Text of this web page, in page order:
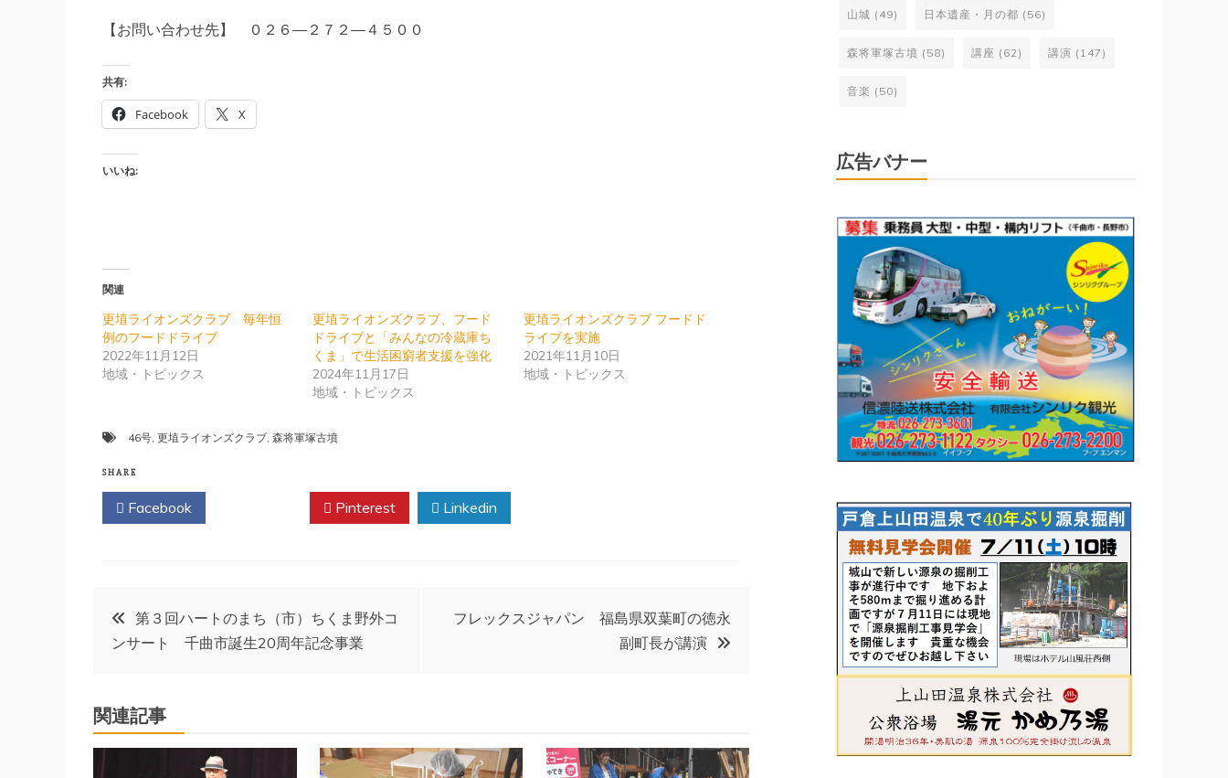
【お問い合わせ先】 ０２６―２７２―４５００
共有:
Facebook X
いいね:
関連
更埴ライオンズクラブ 毎年恒
例のフードドライブ
2022年11月12日
地域・トピックス
更埴ライオンズクラブ、フード
ドライブと「みんなの冷蔵庫ち
くま」で生活困窮者支援を強化
2024年11月17日
地域・トピックス
更埴ライオンズクラブ フードド
ライブを実施
2021年11月10日
地域・トピックス
46号 更埴ライオンズクラブ 森将軍塚古墳
SHARE
Facebook Pinterest Linkedin
投
稿
ナ
ビ
第３回ハートのまち（市）ちくま野外コ
ンサート 千曲市誕生20周年記念事業
フレックスジャパン 福島県双葉町の徳永
副町長が講演
関連記事
山城 (49) 日本遺産・月の都 (56)
森将軍塚古墳 (58) 講座 (62) 講演 (147)
音楽 (50)
広告バナー